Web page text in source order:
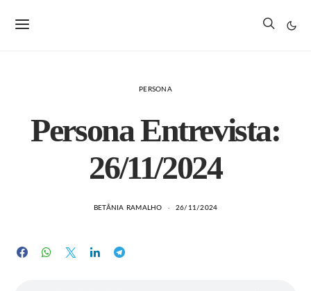
PERSONA
Persona Entrevista:
26/11/2024
BETÂNIA RAMALHO 26/11/2024